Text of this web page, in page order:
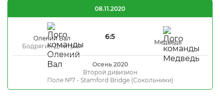
Олений Вал
Бодрягин Дмитрий
6:5
Медведь
08.11.2020
Осень 2020
Второй дивизион
Поле №7 - Stamford Bridge (Сокольники)